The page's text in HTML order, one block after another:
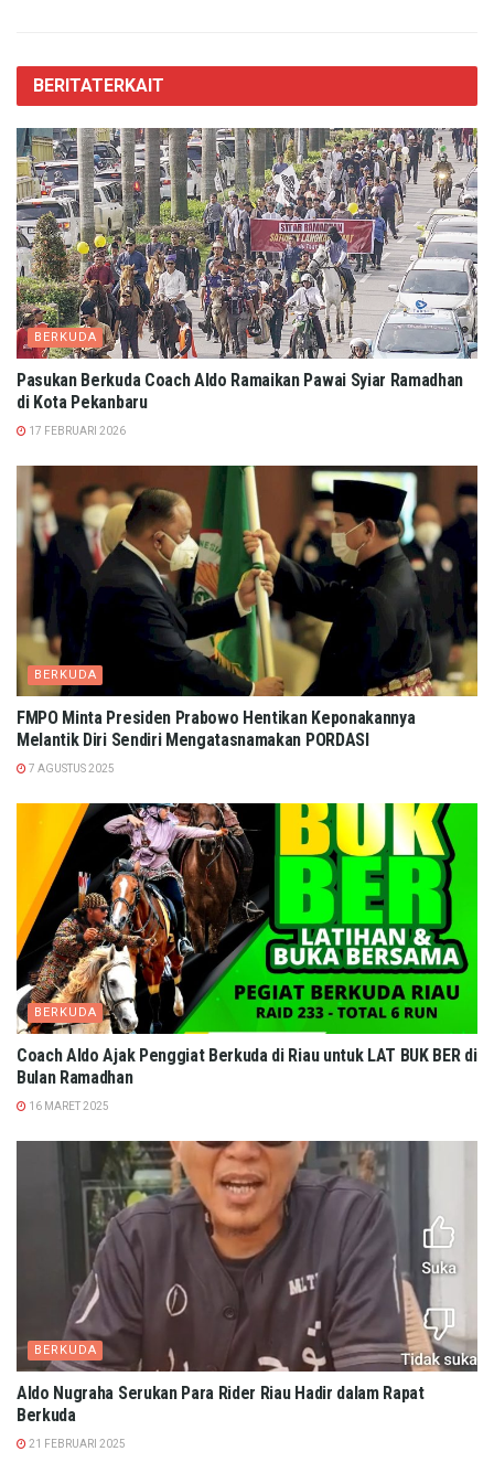
BERITATERKAIT
BERKUDA
Pasukan Berkuda Coach Aldo Ramaikan Pawai Syiar Ramadhan
di Kota Pekanbaru
17 FEBRUARI 2026
BERKUDA
FMPO Minta Presiden Prabowo Hentikan Keponakannya
Melantik Diri Sendiri Mengatasnamakan PORDASI
7 AGUSTUS 2025
BERKUDA
Coach Aldo Ajak Penggiat Berkuda di Riau untuk LAT BUK BER di
Bulan Ramadhan
16 MARET 2025
BERKUDA
Aldo Nugraha Serukan Para Rider Riau Hadir dalam Rapat
Berkuda
21 FEBRUARI 2025